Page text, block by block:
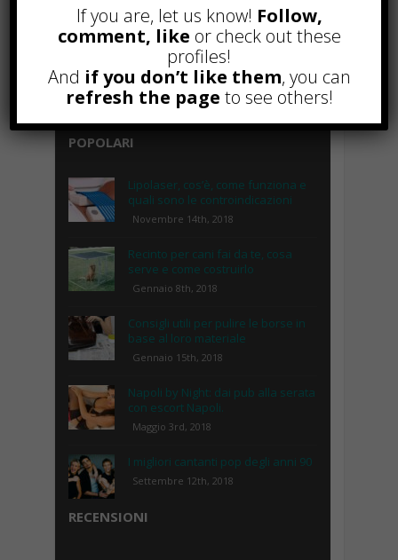
POPOLARI
Lipolaser, cos’è, come funziona e
quali sono le controindicazioni
Novembre 14th, 2018
Recinto per cani fai da te, cosa
serve e come costruirlo
Gennaio 8th, 2018
Consigli utili per pulire le borse in
base al loro materiale
Gennaio 15th, 2018
Napoli by Night: dai pub alla serata
con escort Napoli.
Maggio 3rd, 2018
I migliori cantanti pop degli anni 90
Settembre 12th, 2018
RECENSIONI
If you are, let us know! Follow,
comment, like or check out these
profiles!
And if you don’t like them, you can
refresh the page to see others!